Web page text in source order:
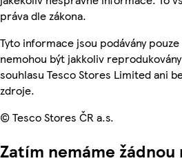
práva dle zákona.
Tyto informace jsou podávány
nemohou být jakkoliv
souhlasu Tesco Stores Limited ani
zdroje.
© Tesco Stores ČR a.s.
Zatím nemáme žádnou